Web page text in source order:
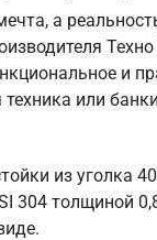
а
и
или
из
304 толщиной